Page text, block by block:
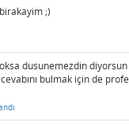
;)
dusunemezdin
bulmak için de